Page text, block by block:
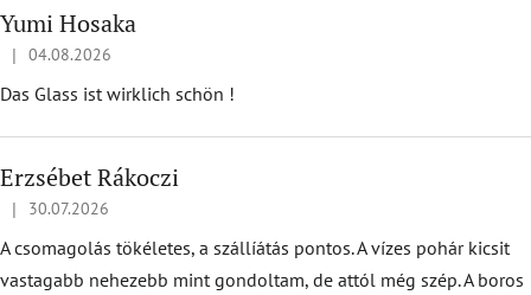
d
n
o
n
í
Yumi Hosaka
Hodnotenie obchodu je 5 z 5 hviezdičiek.
| 04.08.2026
Das Glass ist wirklich schön !
Erzsébet Rákoczi
Hodnotenie obchodu je 5 z 5 hviezdičiek.
| 30.07.2026
A csomagolás tökéletes, a szállíátás pontos. A vízes pohár kicsit
vastagabb nehezebb mint gondoltam, de attól még szép. A boros